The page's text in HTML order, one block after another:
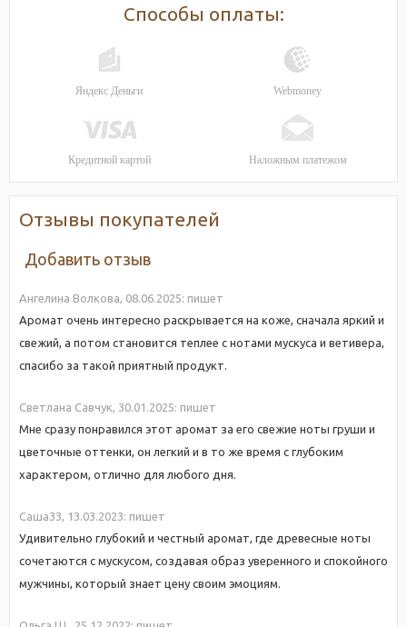
Способы оплаты:
Яндекс Деньги Webmoney
Кредитной картой Наложным платежом
Отзывы покупателей
Добавить отзыв
Ангелина Волкова, 08.06.2025: пишет
Аромат очень интересно раскрывается на коже, сначала яркий и
свежий, а потом становится теплее с нотами мускуса и ветивера,
спасибо за такой приятный продукт.
Светлана Савчук, 30.01.2025: пишет
Мне сразу понравился этот аромат за его свежие ноты груши и
цветочные оттенки, он легкий и в то же время с глубоким
характером, отлично для любого дня.
Саша33, 13.03.2023: пишет
Удивительно глубокий и честный аромат, где древесные ноты
сочетаются с мускусом, создавая образ уверенного и спокойного
мужчины, который знает цену своим эмоциям.